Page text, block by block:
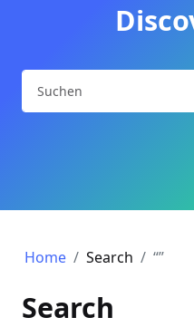
Home Search
Search